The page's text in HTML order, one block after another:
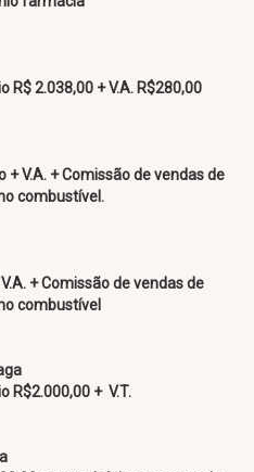
R$ 2.038,00 + V.A. R$280,00
V.A. + Comissão de vendas de
combustível.
+ Comissão de vendas de
combustível
R$2.000,00 + V.T.